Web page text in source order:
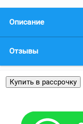
Описание
Отзывы
Купить в рассрочку